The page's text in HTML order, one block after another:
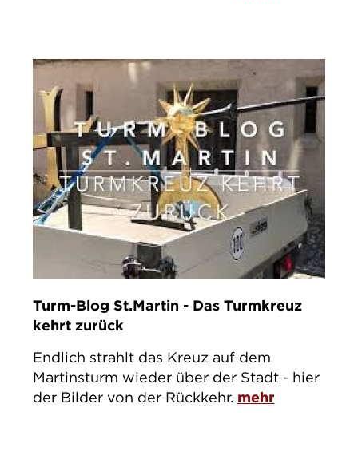
Turm-Blog St.Martin - Das Turmkreuz
kehrt zurück
Endlich strahlt das Kreuz auf dem
Martinsturm wieder über der Stadt - hier
der Bilder von der Rückkehr. mehr